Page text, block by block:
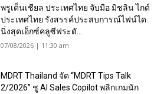
พรูเด็นเชียล ประเทศไทย จับมือ มิชลิน ไกด์
ประเทศไทย รังสรรค์ประสบการณ์ไฟน์ได
นิ่งสุดเอ็กซ์คลูซีฟระดั...
07/08/2026 | 11:30 am
MDRT Thailand จัด “MDRT Tips Talk
2/2026” ชู AI Sales Copilot พลิกเกมนัก